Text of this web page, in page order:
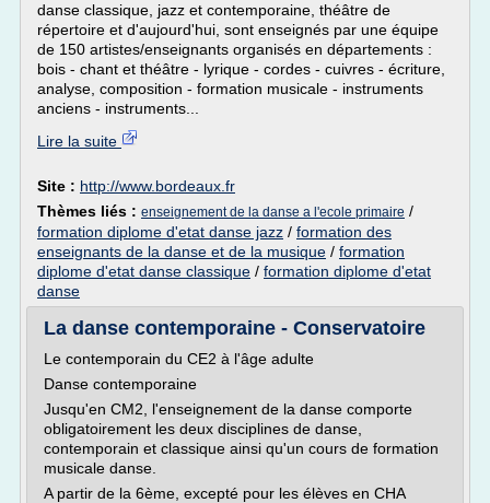
danse classique, jazz et contemporaine, théâtre de
répertoire et d'aujourd'hui, sont enseignés par une équipe
de 150 artistes/enseignants organisés en départements :
bois - chant et théâtre - lyrique - cordes - cuivres - écriture,
analyse, composition - formation musicale - instruments
anciens - instruments...
Lire la suite
Site : http://www.bordeaux.fr
Thèmes liés : enseignement de la danse a l'ecole primaire /
formation diplome d'etat danse jazz / formation des
enseignants de la danse et de la musique / formation
diplome d'etat danse classique / formation diplome d'etat
danse
La danse contemporaine - Conservatoire
Le contemporain du CE2 à l'âge adulte
Danse contemporaine
Jusqu'en CM2, l'enseignement de la danse comporte
obligatoirement les deux disciplines de danse,
contemporain et classique ainsi qu'un cours de formation
musicale danse.
A partir de la 6ème, excepté pour les élèves en CHA